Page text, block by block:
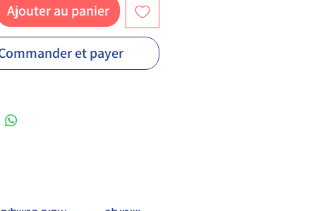
Ajouter au panier
et payer